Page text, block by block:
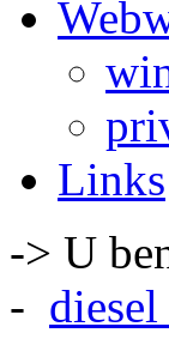
Links
-> U
- diesel